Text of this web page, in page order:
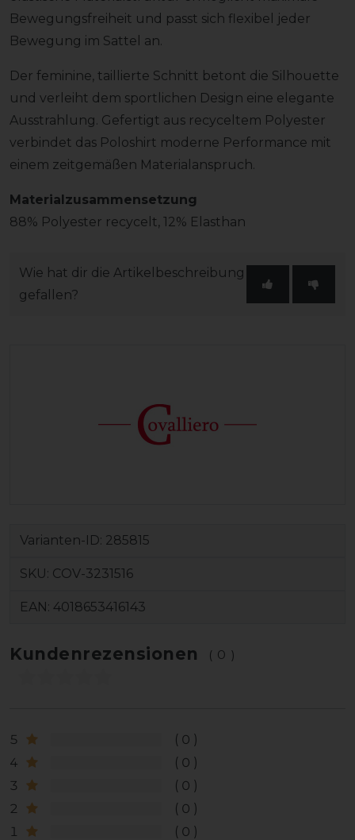
Bewegungsfreiheit und passt sich flexibel jeder
Bewegung im Sattel an.
Der feminine, taillierte Schnitt betont die Silhouette
und verleiht dem sportlichen Design eine elegante
Ausstrahlung. Gefertigt aus recyceltem Polyester
verbindet das Poloshirt moderne Performance mit
einem zeitgemäßen Materialanspruch.
Materialzusammensetzung
88% Polyester recycelt, 12% Elasthan
Wie hat dir die Artikelbeschreibung
gefallen?
Varianten-ID: 285815
SKU: COV-3231516
EAN: 4018653416143
Kundenrezensionen (0)
5
0
4
0
3
0
2
0
1
0